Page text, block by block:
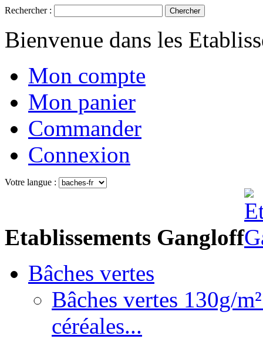
Rechercher : Chercher
Bienvenue dans les
Mon compte
Mon panier
Commander
Connexion
Votre langue :
Etablissements Gangloff
Bâches vertes
Bâches vertes 130g/
céréales...